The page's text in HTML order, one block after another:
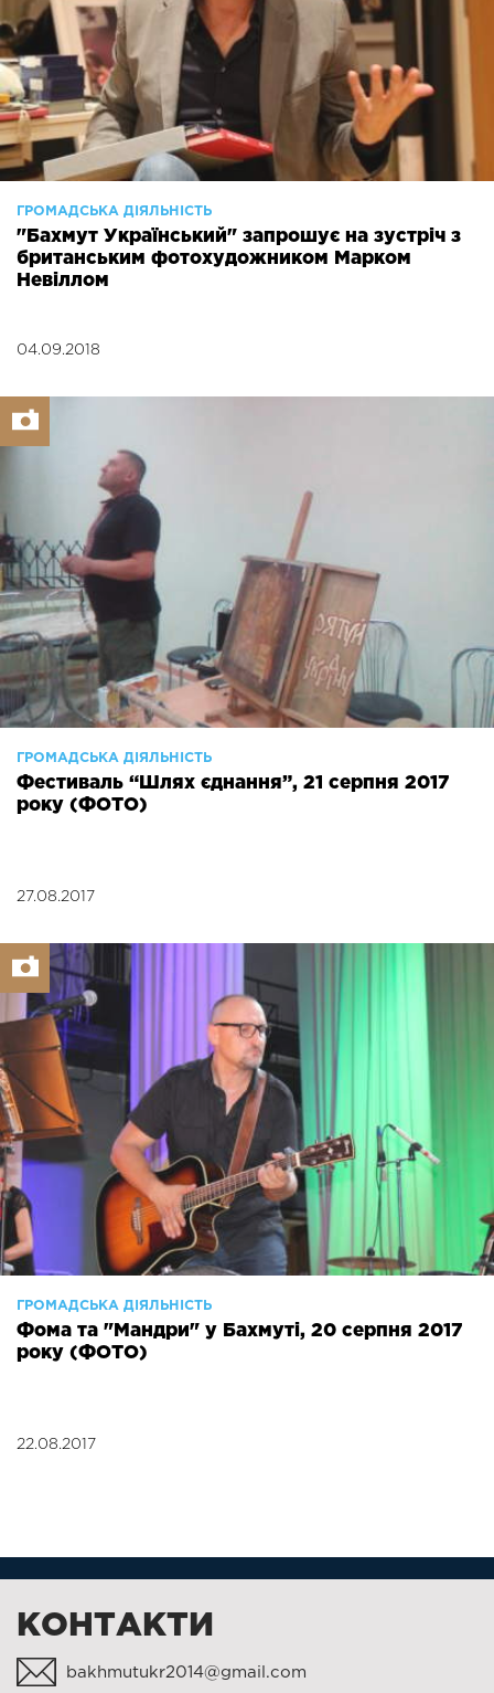
ГРОМАДСЬКА ДІЯЛЬНІСТЬ
"Бахмут Український" запрошує на зустріч з
британським фотохудожником Марком
Невіллом
04.09.2018
ГРОМАДСЬКА ДІЯЛЬНІСТЬ
Фестиваль “Шлях єднання”, 21 серпня 2017
року (ФОТО)
27.08.2017
ГРОМАДСЬКА ДІЯЛЬНІСТЬ
Фома та "Мандри" у Бахмуті, 20 серпня 2017
року (ФОТО)
22.08.2017
КОНТАКТИ
bakhmutukr2014@gmail.com